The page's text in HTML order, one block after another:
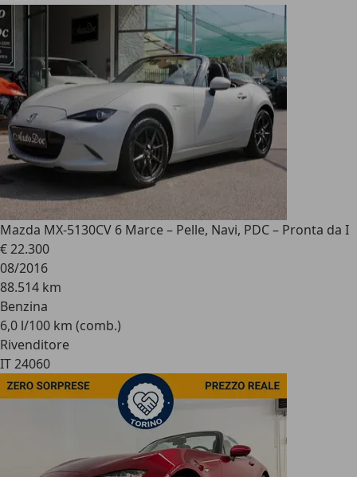
Mazda MX-5130CV 6 Marce – Pelle, Navi, PDC – Pronta da I
€ 22.300
08/2016
88.514 km
Benzina
6,0 l/100 km (comb.)
Rivenditore
IT 24060